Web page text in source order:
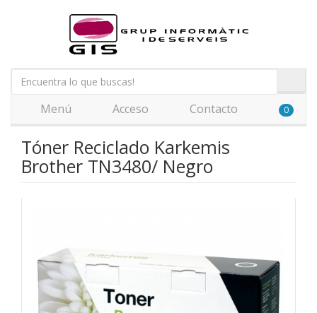
Menú Acceso Contacto 0
Tóner Reciclado Karkemis
Brother TN3480/ Negro